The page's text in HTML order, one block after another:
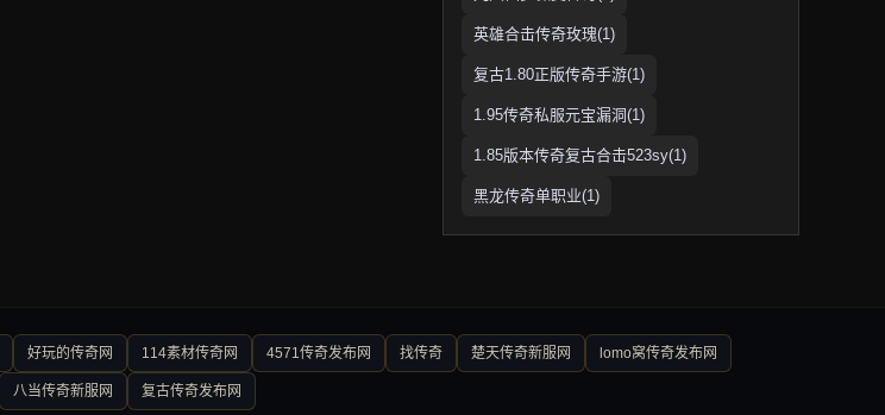
英雄合击传奇玫瑰(1)
复古1.80正版传奇手游(1)
1.95传奇私服元宝漏洞(1)
1.85版本传奇复古合击523sy(1)
黑龙传奇单职业(1)
好玩的传奇网 114素材传奇网 4571传奇发布网 找传奇 楚天传奇新服网 lomo窝传奇发布网
八当传奇新服网 复古传奇发布网